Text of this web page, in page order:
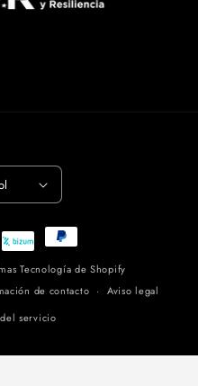
Tecnología de Shopify
de contacto
Aviso legal
servicio